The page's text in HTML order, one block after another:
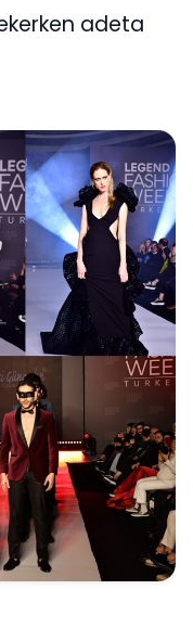
adeta